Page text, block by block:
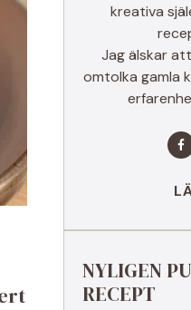
kreativa
Jag älskar
omtolka gamla
NYLIGEN
RECEPT